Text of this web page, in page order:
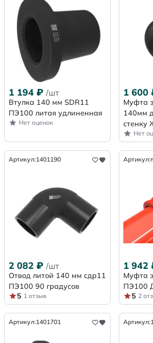
1 194 ₽ /шт
Втулка 140 мм SDR11
ПЭ100 литая удлиненная
Нет оценок
1 600
Муфта
140мм
стенку
Нет
Артикул:1401190
2 082 ₽ /шт
Отвод литой 140 мм сдр11
ПЭ100 90 градусов
5 1 отзыв
Артикул:
1 942
Муфта
ПЭ100
5 2
Артикул:1401701 Артикул: